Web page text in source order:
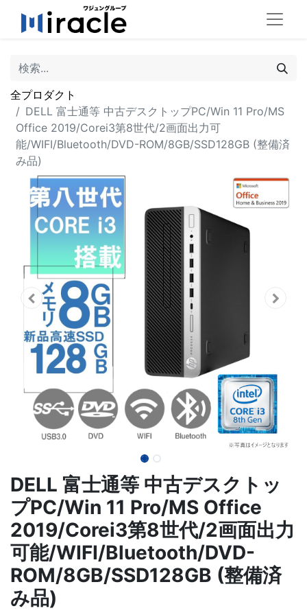
全プロダクト
DELL 富士通等 中古デスクトップPC/Win 11 Pro/MS
Office 2019/Corei3第8世代/2画面出力可
能/WIFI/Bluetooth/DVD-ROM/8GB/SSD128GB (整備済
み品)
DELL 富士通等 中古デスクトッ
プPC/Win 11 Pro/MS Office
2019/Corei3第8世代/2画面出力
可能/WIFI/Bluetooth/DVD-
ROM/8GB/SSD128GB (整備済
み品)